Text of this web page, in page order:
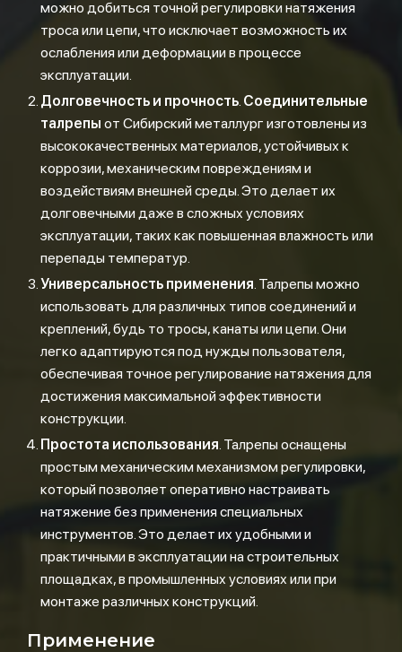
можно добиться точной регулировки натяжения
троса или цепи, что исключает возможность их
ослабления или деформации в процессе
эксплуатации.
Долговечность и прочность. Соединительные
талрепы от Сибирский металлург изготовлены из
высококачественных материалов, устойчивых к
коррозии, механическим повреждениям и
воздействиям внешней среды. Это делает их
долговечными даже в сложных условиях
эксплуатации, таких как повышенная влажность или
перепады температур.
Универсальность применения. Талрепы можно
использовать для различных типов соединений и
креплений, будь то тросы, канаты или цепи. Они
легко адаптируются под нужды пользователя,
обеспечивая точное регулирование натяжения для
достижения максимальной эффективности
конструкции.
Простота использования. Талрепы оснащены
простым механическим механизмом регулировки,
который позволяет оперативно настраивать
натяжение без применения специальных
инструментов. Это делает их удобными и
практичными в эксплуатации на строительных
площадках, в промышленных условиях или при
монтаже различных конструкций.
Применение